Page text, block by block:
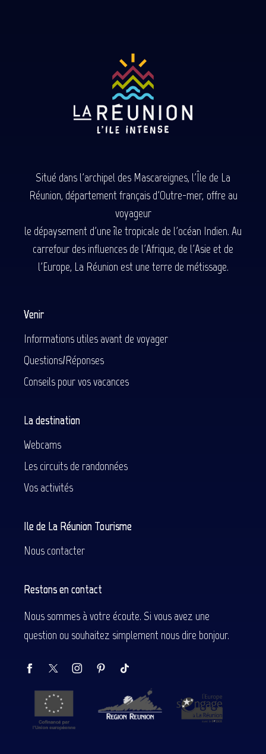
Situé dans l'archipel des Mascareignes, l'Île de La
Réunion, département français d'Outre-mer, offre au
voyageur
le dépaysement d'une île tropicale de l'océan Indien. Au
carrefour des influences de l'Afrique, de l'Asie et de
l'Europe, La Réunion est une terre de métissage.
Venir
Informations utiles avant de voyager
Questions/Réponses
Conseils pour vos vacances
La destination
Webcams
Les circuits de randonnées
Vos activités
Ile de La Réunion Tourisme
Nous contacter
Restons en contact
Nous sommes à votre écoute. Si vous avez une
question ou souhaitez simplement nous dire bonjour.